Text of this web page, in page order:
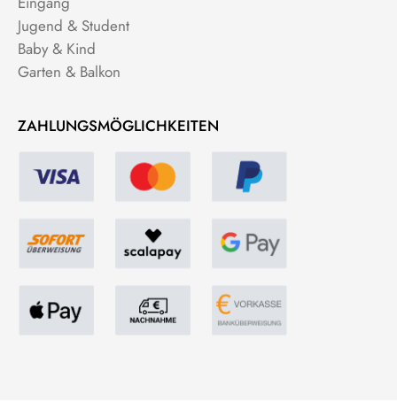
Jugend & Student
Baby & Kind
Garten & Balkon
ZAHLUNGSMÖGLICHKEITEN